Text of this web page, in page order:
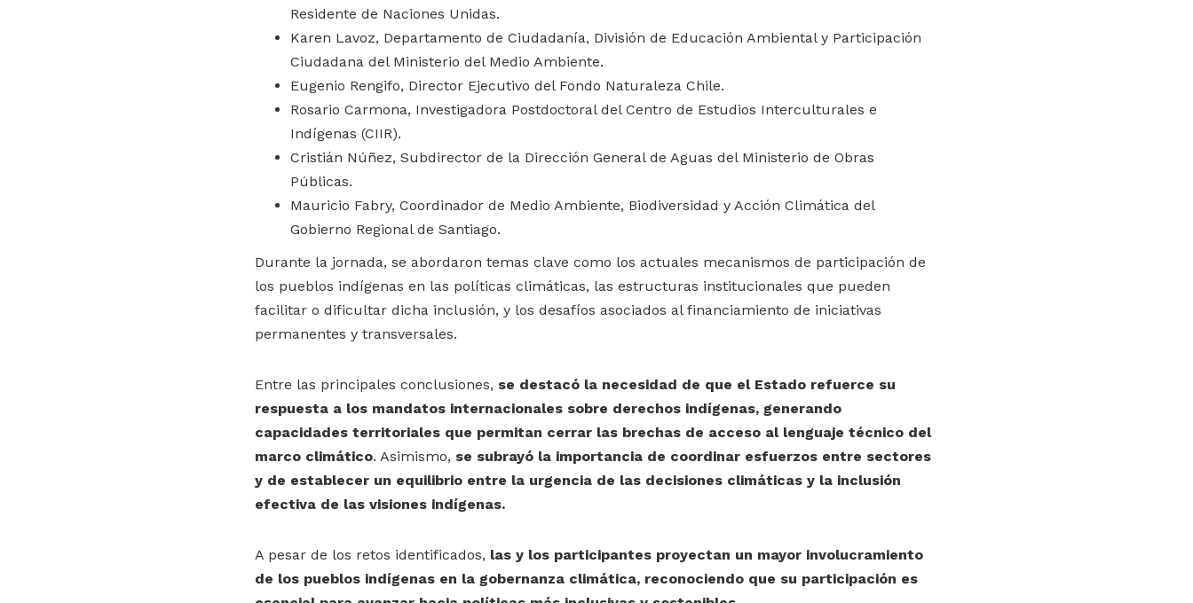
Residente de Naciones Unidas.
Karen Lavoz, Departamento de Ciudadanía, División de Educación Ambiental y Participación
Ciudadana del Ministerio del Medio Ambiente.
Eugenio Rengifo, Director Ejecutivo del Fondo Naturaleza Chile.
Rosario Carmona, Investigadora Postdoctoral del Centro de Estudios Interculturales e
Indígenas (CIIR).
Cristián Núñez, Subdirector de la Dirección General de Aguas del Ministerio de Obras
Públicas.
Mauricio Fabry, Coordinador de Medio Ambiente, Biodiversidad y Acción Climática del
Gobierno Regional de Santiago.
Durante la jornada, se abordaron temas clave como los actuales mecanismos de participación de
los pueblos indígenas en las políticas climáticas, las estructuras institucionales que pueden
facilitar o dificultar dicha inclusión, y los desafíos asociados al financiamiento de iniciativas
permanentes y transversales.
Entre las principales conclusiones, se destacó la necesidad de que el Estado refuerce su
respuesta a los mandatos internacionales sobre derechos indígenas, generando
capacidades territoriales que permitan cerrar las brechas de acceso al lenguaje técnico del
marco climático. Asimismo, se subrayó la importancia de coordinar esfuerzos entre sectores
y de establecer un equilibrio entre la urgencia de las decisiones climáticas y la inclusión
efectiva de las visiones indígenas.
A pesar de los retos identificados, las y los participantes proyectan un mayor involucramiento
de los pueblos indígenas en la gobernanza climática, reconociendo que su participación es